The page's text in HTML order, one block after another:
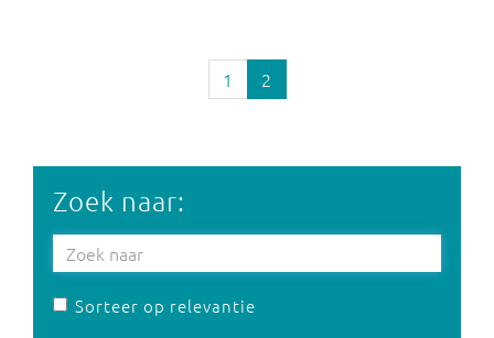
1 2
Zoek naar:
Sorteer op relevantie